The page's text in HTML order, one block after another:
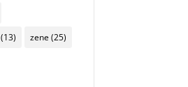
(13) zene (25)